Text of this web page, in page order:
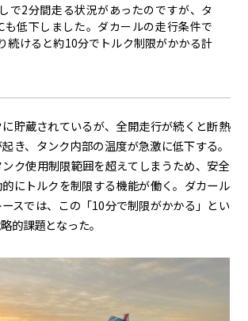
で2分間走る状況があったのですが、タ
低下しました。ダカールの走行条件で
続けると約10分でトルク制限がかかる計
貯蔵されているが、全開走行が続くと断熱
き、タンク内部の温度が急激に低下する。
ク使用制限範囲を超えてしまうため、安全
にトルクを制限する機能が働く。ダカール
スでは、この「10分で制限がかかる」とい
的課題となった。